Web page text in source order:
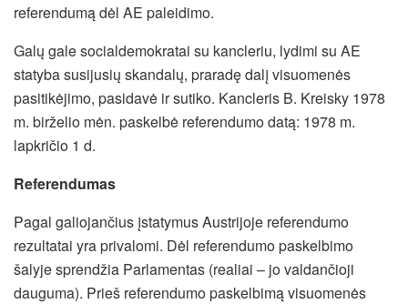
referendumą dėl AE paleidimo.
Galų gale socialdemokratai su kancleriu, lydimi su AE
statyba susijusių skandalų, praradę dalį visuomenės
pasitikėjimo, pasidavė ir sutiko. Kancleris B. Kreisky 1978
m. birželio mėn. paskelbė referendumo datą: 1978 m.
lapkričio 1 d.
Referendumas
Pagal galiojančius įstatymus Austrijoje referendumo
rezultatai yra privalomi. Dėl referendumo paskelbimo
šalyje sprendžia Parlamentas (realiai – jo valdančioji
dauguma). Prieš referendumo paskelbimą visuomenės